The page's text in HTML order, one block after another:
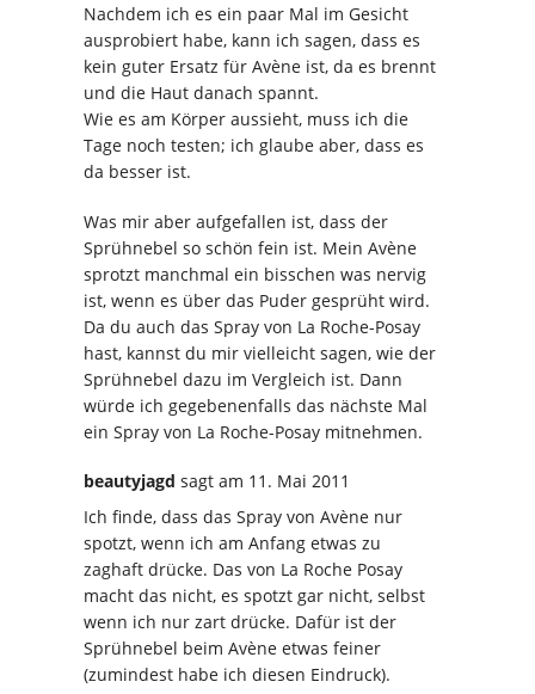
Nachdem ich es ein paar Mal im Gesicht
ausprobiert habe, kann ich sagen, dass es
kein guter Ersatz für Avène ist, da es brennt
und die Haut danach spannt.
Wie es am Körper aussieht, muss ich die
Tage noch testen; ich glaube aber, dass es
da besser ist.
Was mir aber aufgefallen ist, dass der
Sprühnebel so schön fein ist. Mein Avène
sprotzt manchmal ein bisschen was nervig
ist, wenn es über das Puder gesprüht wird.
Da du auch das Spray von La Roche-Posay
hast, kannst du mir vielleicht sagen, wie der
Sprühnebel dazu im Vergleich ist. Dann
würde ich gegebenenfalls das nächste Mal
ein Spray von La Roche-Posay mitnehmen.
beautyjagd sagt am 11. Mai 2011
Ich finde, dass das Spray von Avène nur
spotzt, wenn ich am Anfang etwas zu
zaghaft drücke. Das von La Roche Posay
macht das nicht, es spotzt gar nicht, selbst
wenn ich nur zart drücke. Dafür ist der
Sprühnebel beim Avène etwas feiner
(zumindest habe ich diesen Eindruck).